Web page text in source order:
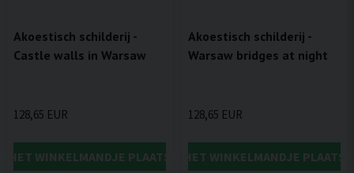
Akoestisch schilderij -
Castle walls in Warsaw
128,65 EUR
HET WINKELMANDJE PLAATSEN
Akoestisch schilderij -
Warsaw bridges at night
128,65 EUR
IN HET WINKELMANDJE